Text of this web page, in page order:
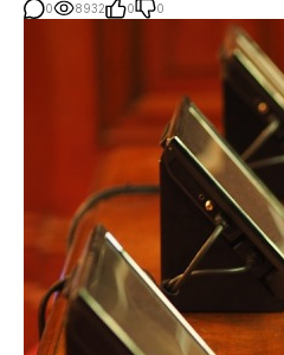
0 8932 0 0